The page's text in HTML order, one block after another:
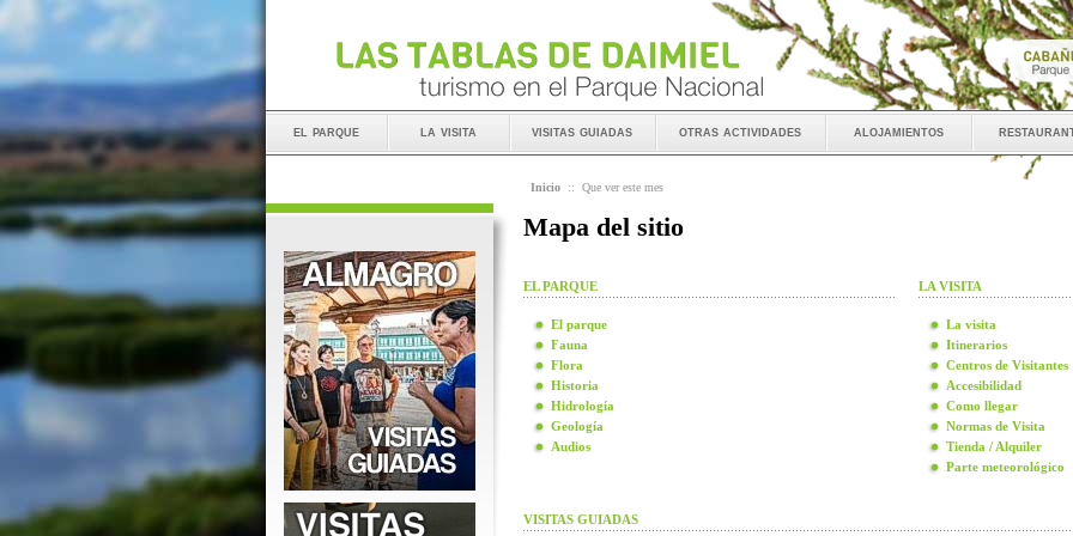
el parque la visita visitas guiadas otras actividades alojamientos
Inicio :: Que ver este mes
Mapa del sitio
EL PARQUE
El parque
Fauna
Flora
Historia
Hidrología
Geología
Audios
LA VISITA
La visita
Itinerarios
Centros de Visitantes
Accesibilidad
Como llegar
Normas de Visita
Tienda / Alquiler
Parte meteorológico
VISITAS GUIADAS